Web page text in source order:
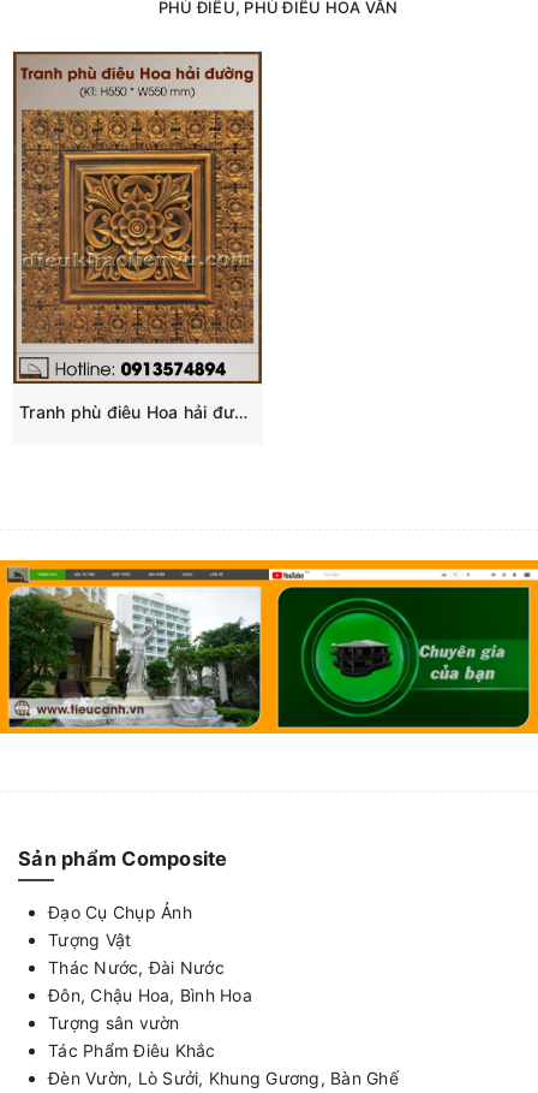
PHÙ ĐIÊU, PHÙ ĐIÊU HOA VĂN
Tranh phù điêu Hoa hải đường
Sản phẩm Composite
Đạo Cụ Chụp Ảnh
Tượng Vật
Thác Nước, Đài Nước
Đôn, Chậu Hoa, Bình Hoa
Tượng sân vườn
Tác Phẩm Điêu Khắc
Đèn Vườn, Lò Sưởi, Khung Gương, Bàn Ghế